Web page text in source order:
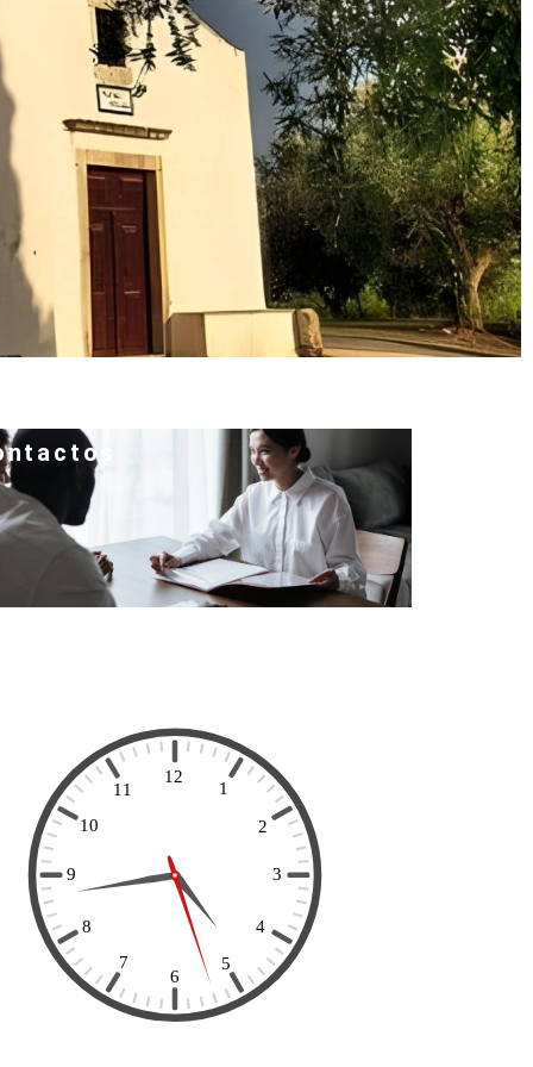
de Procedimento
para Assistente
de Procedimento Concursal
Operacional A União das
de Olaia e Paço informa que
Edital – Convocatória Assembleia
Freguesia 29 junho 2026
Assembleia de Freguesia de Olaia e
A Assembleia de Freguesia de Olaia e